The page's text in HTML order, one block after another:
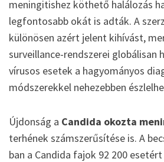
meningitishez köthető halálozás
legfontosabb okát is adták. A
különösen azért jelent kihívást,
surveillance-rendszerei globálisan
vírusos esetek a hagyományos
módszerekkel nehezebben
Újdonság a Candida okozta
terhének számszerűsítése is. A
ban a Candida fajok 92 200 esetért